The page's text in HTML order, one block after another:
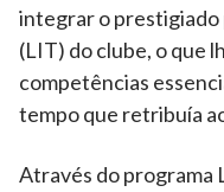
integrar o prestigiado
(LIT) do clube, o que
competências
tempo que retribuía
Através do programa